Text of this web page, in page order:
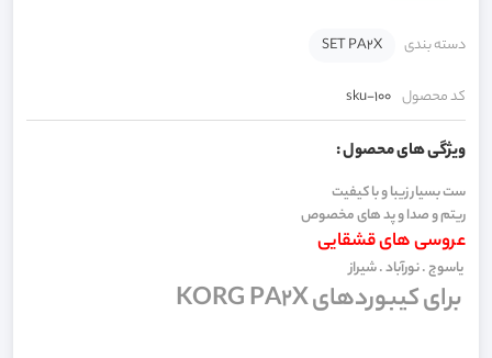
دسته بندی SET PA2X
کد محصول sku-100
ویژگی های محصول :
ست بسیار زیبا و با کیفیت
ریتم و صدا و پد های مخصوص
عروسی های قشقایی
یاسوج . نورآباد . شیراز
برای کیبوردهای KORG PA2X